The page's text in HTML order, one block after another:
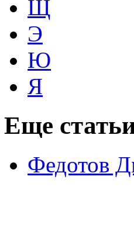
Щ
Э
Ю
Я
Еще
Федотов